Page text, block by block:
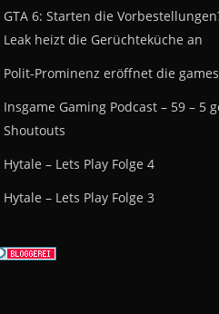
GTA 6: Starten die
Leak heizt die Gerüchteküche an
Polit-Prominenz eröffnet die
Insgame Gaming Podcast – 59 – 5
Shoutouts
Hytale – Lets Play Folge 4
Hytale – Lets Play Folge 3